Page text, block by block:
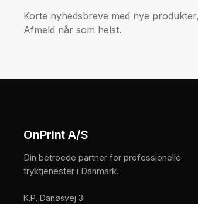
Korte nyhedsbreve med nye
Afmeld når som helst.
OnPrint A/S
Din betroede partner for professionelle
tryktjenester i Danmark.
K.P. Danøsvej 3